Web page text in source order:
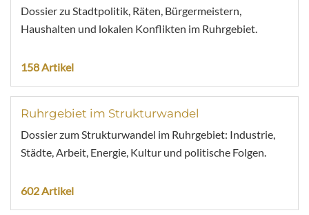
Dossier zu Stadtpolitik, Räten, Bürgermeistern,
Haushalten und lokalen Konflikten im Ruhrgebiet.
158 Artikel
Ruhrgebiet im Strukturwandel
Dossier zum Strukturwandel im Ruhrgebiet: Industrie,
Städte, Arbeit, Energie, Kultur und politische Folgen.
602 Artikel